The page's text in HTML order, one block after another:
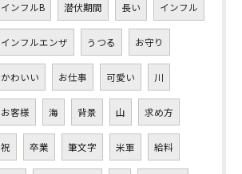
インフルB 潜伏期間 長い インフル
インフルエンザ うつる お守り
かわいい お仕事 可愛い 川
お客様 海 背景 山 求め方
祝 卒業 筆文字 米軍 給料